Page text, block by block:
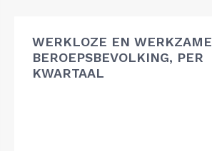
WERKLOZE EN WERKZAME
BEROEPSBEVOLKING, PER
KWARTAAL